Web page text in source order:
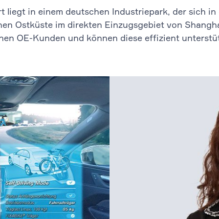
liegt in einem deutschen Industriepark, der sich in
Ostküste im direkten Einzugsgebiet von
OE-Kunden und können diese effizient